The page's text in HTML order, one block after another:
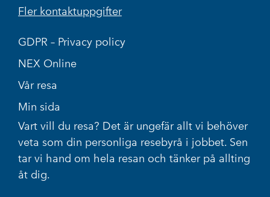
Fler kontaktuppgifter
GDPR – Privacy policy
NEX Online
Vår resa
Min sida
Vart vill du resa? Det är ungefär allt vi behöver
veta som din personliga resebyrå i jobbet. Sen
tar vi hand om hela resan och tänker på allting
åt dig.